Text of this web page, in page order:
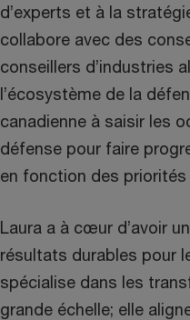
d’experts et à la
collabore avec des
conseillers d’industries
l’écosystème de la
canadienne à saisir les
défense pour faire
en fonction des priorités
Laura a à cœur d’avoir
résultats durables pour
spécialise dans les
grande échelle; elle